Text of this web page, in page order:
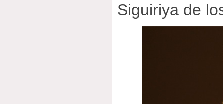
Siguiriya de